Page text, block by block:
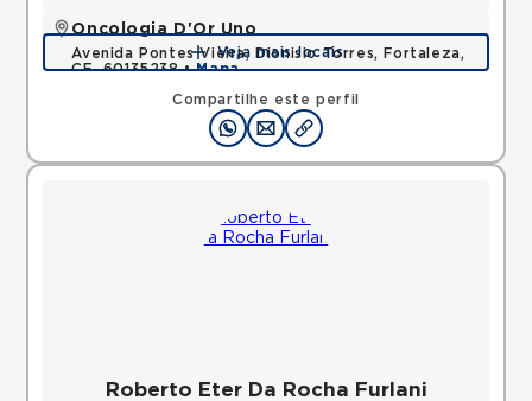
Compartilhe este perfil
Oncologia D'Or Uno
Avenida Pontes Vieira, Dionisio Torres, Fortaleza,
CE, 60135238 •Mapa
Veja mais locais
Roberto Eter Da Rocha Furlani